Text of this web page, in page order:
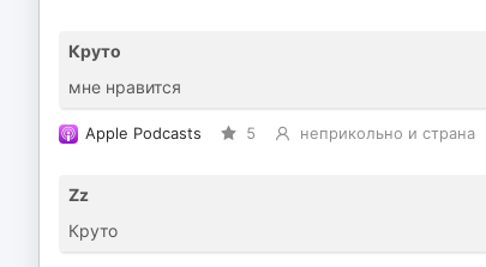
Круто
мне нравится
Apple Podcasts 5 неприкольно и страна
Zz
Круто